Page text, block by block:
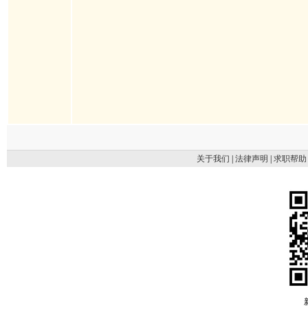
关于我们 法律声明 求职帮助